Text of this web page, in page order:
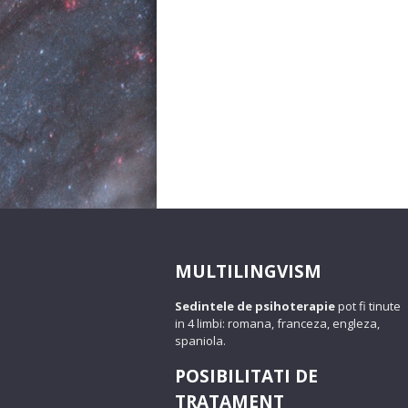
MULTILINGVISM
Sedintele de psihoterapiepot fi tinute
in 4 limbi: romana, franceza, engleza,
spaniola.
POSIBILITATI DE
TRATAMENT